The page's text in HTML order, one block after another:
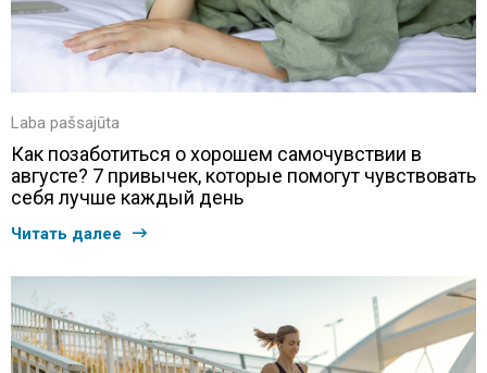
Laba pašsajūta
Как позаботиться о хорошем самочувствии в
августе? 7 привычек, которые помогут чувствовать
себя лучше каждый день
Читать далее